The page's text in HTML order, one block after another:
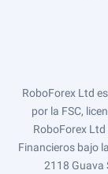
RoboForex Ltd
por la FSC,
RoboForex
Financieros bajo
2118 Guava